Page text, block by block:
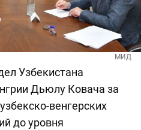
МИД
Узбекистана
Дьюлу Ковача за
венгерских
до уровня